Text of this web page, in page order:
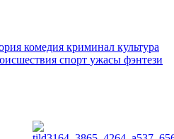
комедия криминал культура
спорт ужасы фэнтези